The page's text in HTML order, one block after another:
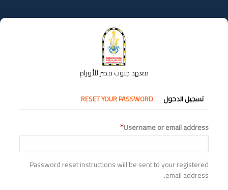
إلى
المحتوى
معهد جنوب مصر للأورام
التبويبات
الأساسية
تسجيل الدخول RESET YOUR PASSWORD
Username or email address
Password reset instructions will be sent to your registered
email address.